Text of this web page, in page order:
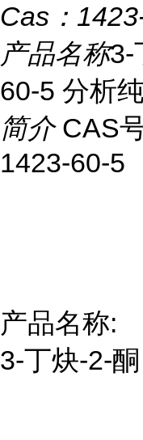
Cas：
产品名称3-
60-5 分析纯
简介 CAS
1423-60-5
产品名称:
3-丁炔-2-酮